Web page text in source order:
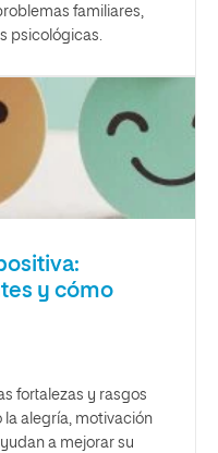
familiares,
psicológicas.
y cómo
fortalezas y rasgos
la alegría, motivación
a mejorar su